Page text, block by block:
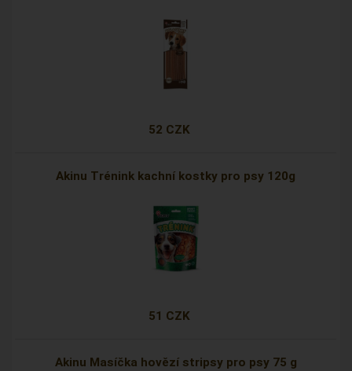
52 CZK
Akinu Trénink kachní kostky pro psy 120g
51 CZK
Akinu Masíčka hovězí stripsy pro psy 75 g